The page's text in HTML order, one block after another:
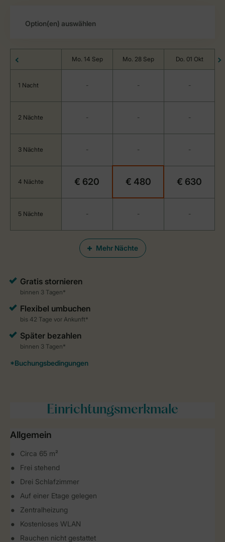
Mehr Nächte
Mo. 14 Sep Mo. 28 Sep Do. 01 Okt
1 Nacht - - -
2 Nächte - - -
3 Nächte - - -
4 Nächte € 620 € 480 € 630
5 Nächte - - -
Einrichtungsmerkmale
Allgemein
Circa 65 m²
Frei stehend
Drei Schlafzimmer
Auf einer Etage gelegen
Zentralheizung
Kostenloses WLAN
Rauchen nicht gestattet